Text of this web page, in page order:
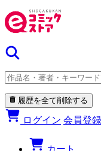
履歴を全て削除する
ログイン 会員登録
カート